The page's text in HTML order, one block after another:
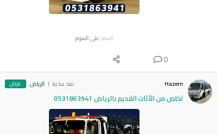
السعر على السوم
0
Hazem منذ ساعة الرياض عرض
تخلص من الأثاث القديم بالرياض 0531863941